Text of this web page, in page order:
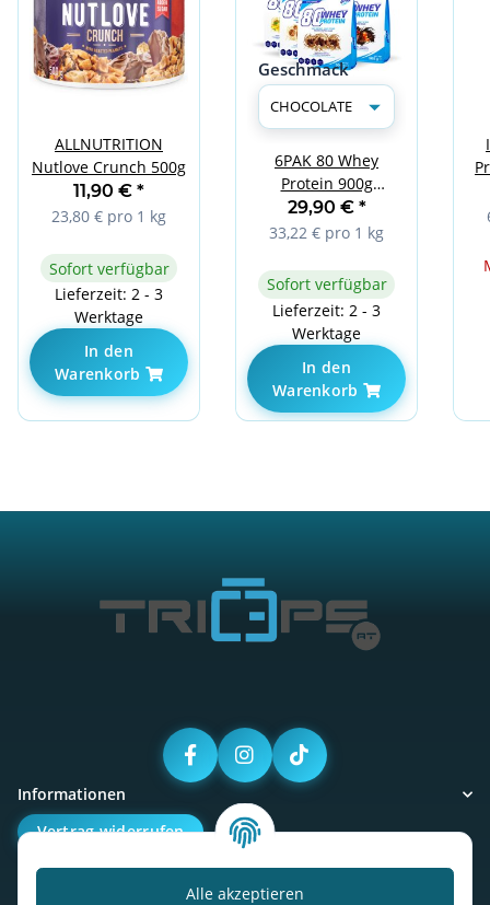
Alle akzeptieren
ALLNUTRITION
Nutlove Crunch 500g
11,90 € *
23,80 € pro 1 kg
Sofort verfügbar
Lieferzeit: 2 - 3
Werktage
In den
Warenkorb
Geschmack
6PAK 80 Whey
Protein 900g
CHOCOLATE
29,90 € *
33,22 € pro 1 kg
Sofort verfügbar
Lieferzeit: 2 - 3
Werktage
In den
Warenkorb
Informationen
Vertrag widerrufen